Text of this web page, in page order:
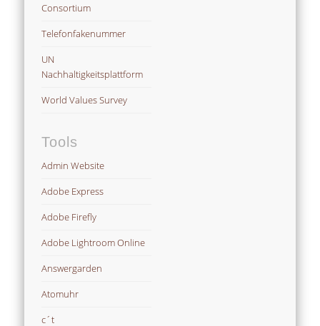
Consortium
Telefonfakenummer
UN
Nachhaltigkeitsplattform
World Values Survey
Tools
Admin Website
Adobe Express
Adobe Firefly
Adobe Lightroom Online
Answergarden
Atomuhr
c´t